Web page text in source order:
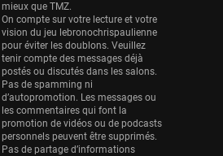
18 sessions
REVERSE
11 sessions
Bleues
0 sessions
mieux que TMZ.
On compte sur votre lecture et votre
vision du jeu lebronochrispaulienne
pour éviter les doublons. Veuillez
tenir compte des messages déjà
postés ou discutés dans les salons.
Pas de spamming ni
d’autopromotion. Les messages ou
les commentaires qui font la
promotion de vidéos ou de podcasts
personnels peuvent être supprimés.
Pas de partage d’informations